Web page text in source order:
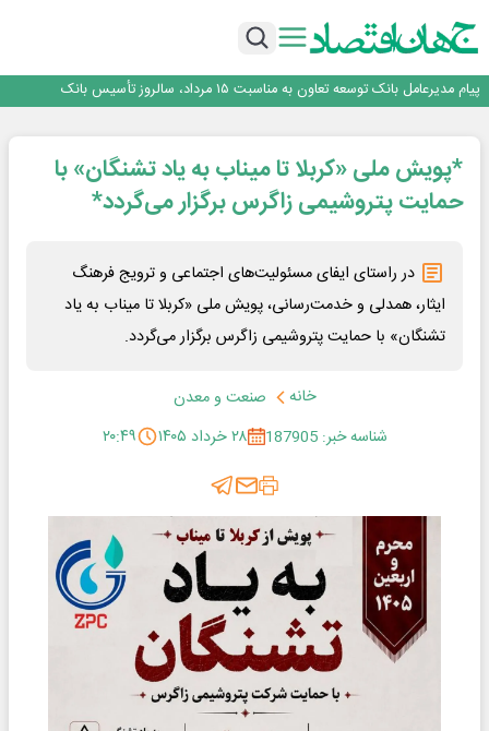
داد
روایت بانک ایران زمین از بانکداری نوین با خلق تجربه برای مشتری
سرپرست اداره کل روابط عمومی بیمه مرکزی منصوب شد
مشتریان
بانک مهر ایران بیش از ۷۰ میلیارد تومان به برنامه‌های مسئولیت اجتماعی اختصاص
*پویش ملی «کربلا تا میناب به یاد تشنگان» با
حمایت پتروشیمی زاگرس برگزار می‌گردد*
در راستای ایفای مسئولیت‌های اجتماعی و ترویج فرهنگ
ایثار، همدلی و خدمت‌رسانی، پویش ملی «کربلا تا میناب به یاد
تشنگان» با حمایت پتروشیمی زاگرس برگزار می‌گردد.
خانه
صنعت و معدن
شناسه خبر: 187905
۲۸ خرداد ۱۴۰۵ ۲۰:۴۹